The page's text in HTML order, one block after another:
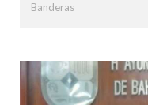
Banderas